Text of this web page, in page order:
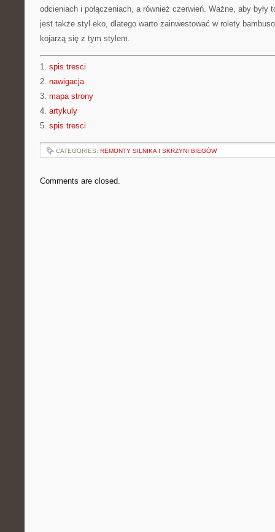
odcieniach i połączeniach, a również czerwień. Ważne, aby były
jest także styl eko, dlatego warto zainwestować w rolety
kojarzą się z tym stylem.
1. spis tresci
2. nawigacja
3. mapa strony
4. artykuly
5. spis tresci
CATEGORIES: REMONTY SILNIKA I SKRZYNI BIEGÓW
Comments are closed.